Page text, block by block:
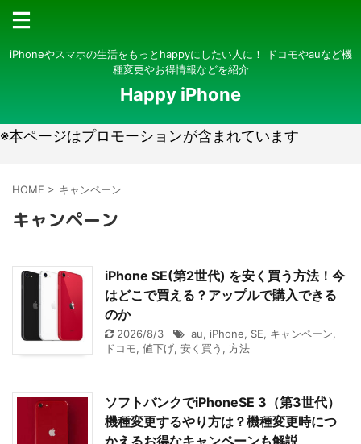
iPhoneやスマホの生活をもっとhappyにしたい人に！ ドコモやauなど機
種変更やお得情報などを紹介
Happy iPhone
※本ページはプロモーションが含まれています
HOME > キャンペーン
キャンペーン
iPhone SE(第2世代) を安く買う方法！今
はどこで買える？アップルで購入できる
のか
2026/8/3 au, iPhone, SE, キャンペーン,
ドコモ, 値下げ, 安く買う , 方法
ソフトバンクでiPhoneSE 3（第3世代）
機種変更するやり方は？機種変更時につ
かえるお得なキャンペーンも解説